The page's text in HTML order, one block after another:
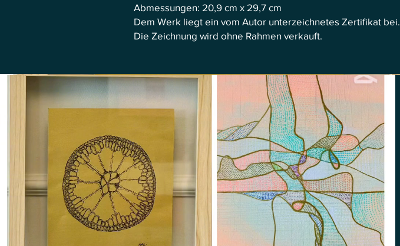
Abmessungen: 20,9 cm x 29,7 cm
Dem Werk liegt ein vom Autor unterzeichnetes Zertifikat bei.
Die Zeichnung wird ohne Rahmen verkauft.